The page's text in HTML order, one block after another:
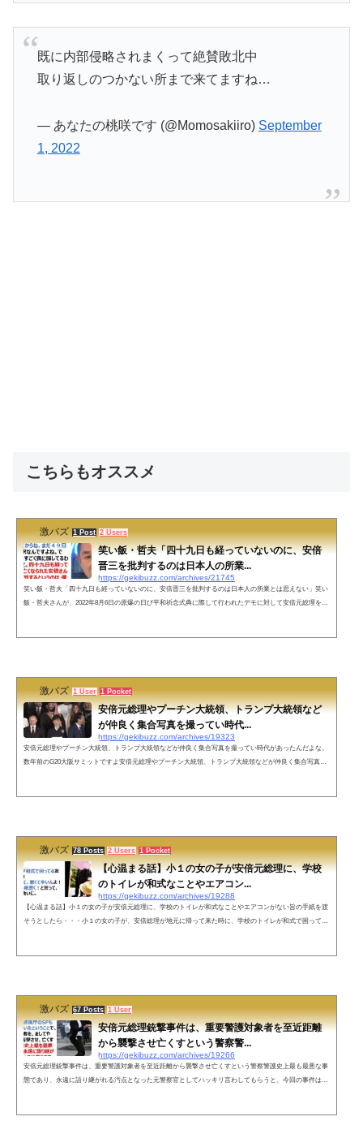
既に内部侵略されまくって絶賛敗北中
取り返しのつかない所まで来てますね…
— あなたの桃咲です (@Momosakiiro) September
1, 2022
こちらもオススメ
激バズ 1 Post 2 Users
笑い飯・哲夫「四十九日も経っていないのに、安倍
晋三を批判するのは日本人の所業...
https://gekibuzz.com/archives/21745
笑い飯・哲夫「四十九日も経っていないのに、安倍晋三を批判するのは日本人の所業とは思えない」笑い
飯・哲夫さんが、2022年8月6日の原爆の日び平和祈念式典に際して行われたデモに対して安倍元総理を批
激バズ 1 User 1 Pocket
安倍元総理やプーチン大統領、トランプ大統領など
が仲良く集合写真を撮ってい時代...
https://gekibuzz.com/archives/19323
安倍元総理やプーチン大統領、トランプ大統領などが仲良く集合写真を撮ってい時代があったんだよな。
数年前のG20大阪サミットですよ安倍元総理やプーチン大統領、トランプ大統領などが仲良く集合写真撮
激バズ 78 Posts 2 Users 1 Pocket
【心温まる話】小１の女の子が安倍元総理に、学校
のトイレが和式なことやエアコン...
https://gekibuzz.com/archives/19288
【心温まる話】小１の女の子が安倍元総理に、学校のトイレが和式なことやエアコンがない旨の手紙を渡
そうとしたら・・・小１の女の子が、安倍総理が地元に帰って来た時に、学校のトイレが和式で困ってい
激バズ 67 Posts 1 User
安倍元総理銃撃事件は、重要警護対象者を至近距離
から襲撃させ亡くすという警察警...
https://gekibuzz.com/archives/19266
安倍元総理銃撃事件は、重要警護対象者を至近距離から襲撃させ亡くすという警察警護史上最も最悪な事
態であり、永遠に語り継がれる汚点となった元警察官としてハッキリ言わしてもらうと、今回の事件は奈